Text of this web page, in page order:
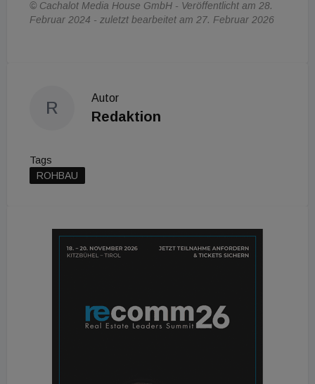
© Cachalot Media House GmbH - Veröffentlicht am 28.
Februar 2024 - zuletzt bearbeitet am 27. Februar 2026
R
Autor
Redaktion
Tags
ROHBAU